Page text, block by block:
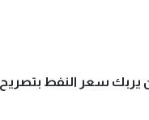
يربك سعر النفط